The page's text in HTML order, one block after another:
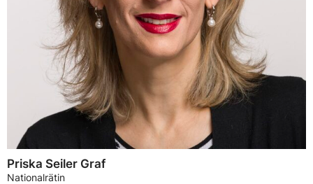
Priska Seiler Graf
Nationalrätin